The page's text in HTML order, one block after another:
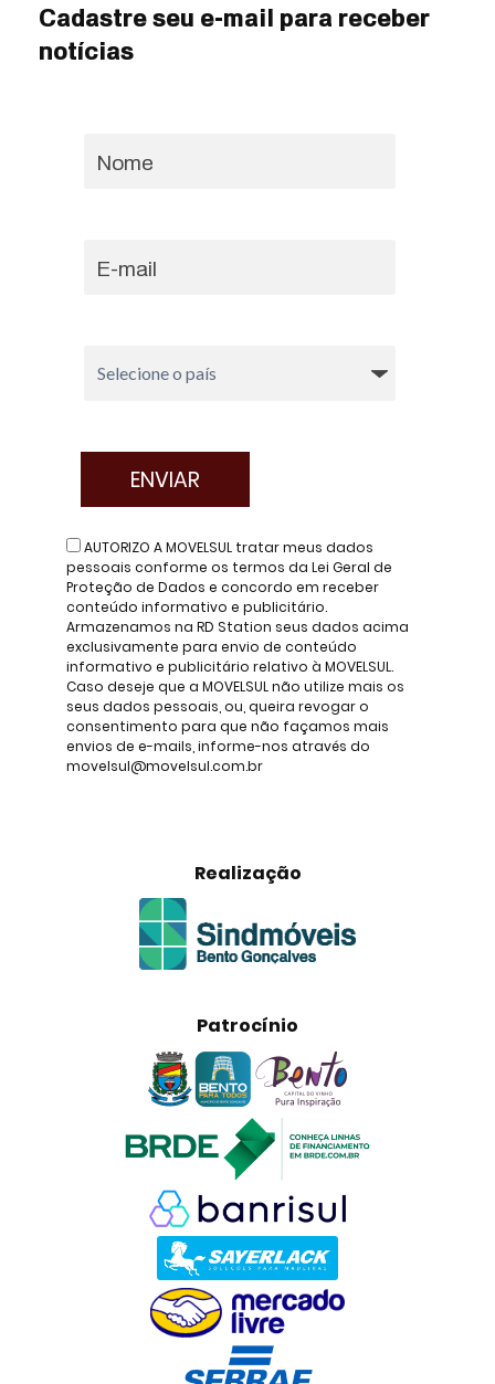
Cadastre seu e-mail para receber
notícias
AUTORIZO A MOVELSUL tratar meus dados
pessoais conforme os termos da Lei Geral de
Proteção de Dados e concordo em receber
conteúdo informativo e publicitário.
Armazenamos na RD Station seus dados acima
exclusivamente para envio de conteúdo
informativo e publicitário relativo à MOVELSUL.
Caso deseje que a MOVELSUL não utilize mais os
seus dados pessoais, ou, queira revogar o
consentimento para que não façamos mais
envios de e-mails, informe-nos através do
movelsul@movelsul.com.br
Realização
Patrocínio